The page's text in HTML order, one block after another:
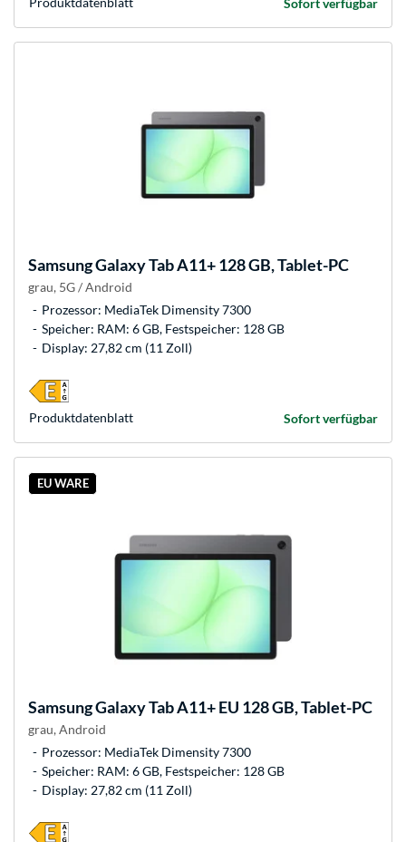
SamsungGalaxy Tab A11+ 128 GB, Tablet-PC
grau, 5G / Android
Prozessor: MediaTek Dimensity 7300
Speicher: RAM: 6 GB, Festspeicher: 128 GB
Display: 27,82 cm (11 Zoll)
Sofort verfügbar
Produkt­datenblatt
EU WARE
SamsungGalaxy Tab A11+ EU 128 GB, Tablet-PC
grau, Android
Prozessor: MediaTek Dimensity 7300
Speicher: RAM: 6 GB, Festspeicher: 128 GB
Display: 27,82 cm (11 Zoll)